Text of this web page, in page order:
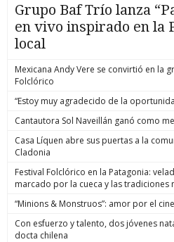
Grupo Baf Trío lanza
en vivo inspirado en la
local
Mexicana Andy Vere se convirtió en la
Folclórico
“Estoy muy agradecido de la
Cantautora Sol Naveillán ganó como
Casa Líquen abre sus puertas a la
Cladonia
Festival Folclórico en la Patagonia:
marcado por la cueca y las tradiciones
“Minions & Monstruos”: amor por el
Con esfuerzo y talento, dos jóvenes
docta chilena